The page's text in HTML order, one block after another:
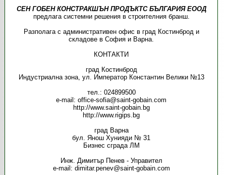
СЕН ГОБЕН КОНСТРАКШЪН ПРОДЪКТС БЪЛГАРИЯ ЕООД
предлага системни решения в строителния бранш.
Разполага с административен офис в град Костинброд и
складове в София и Варна.
КОНТАКТИ
град Костинброд
Индустриална зона, ул. Император Константин Велики №13
тел.: 024899500
e-mail: office-sofia@saint-gobain.com
http://www.saint-gobain.bg
http://www.rigips.bg
град Варна
бул. Янош Хунияди № 31
Бизнес сграда ЛМ
Инж. Димитър Пенев - Управител
e-mail: dimitar.penev@saint-gobain.com